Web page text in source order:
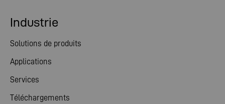
Industrie
Solutions de produits
Applications
Services
Téléchargements